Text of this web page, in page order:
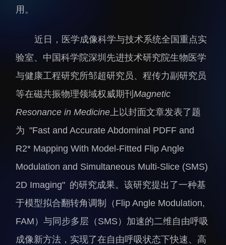
监督审计处
支撑平台处
产业发展中心
科研进展
科研诚信与伦理委员会
实验动物管理
分析测试中心
实验室建设与管理
生物安全管理
要闻播报
科研进展
综合新闻
合作交流
学术活动
媒体报道
用。
近日，医学成像科学与技术系统全国重点实
验室、中国科学院深圳先进技术研究院生物医学
与健康工程研究所邹超研究员、程传力副研究员
等在磁共振物理领域权威期刊Magnetic
Resonance in Medicine 上以封面文章发表了题
为 "Fast and Accurate Abdominal PDFF and
R2* Mapping With Model‐Fitted Flip Angle
Modulation and Simultaneous Multi‐Slice (SMS)
2D Imaging" 的研究成果。该研究提出了一种基
于模型拟合翻转角调制（Flip Angle Modulation,
FAM）与同步多层（SMS）加速的二维自由呼吸
成像新方法，实现了在自由呼吸状态下快速、高